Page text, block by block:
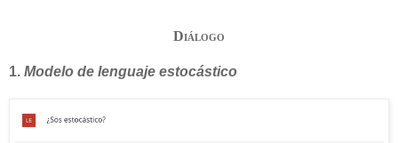
Diálogo
1. Modelo de lenguaje estocástico